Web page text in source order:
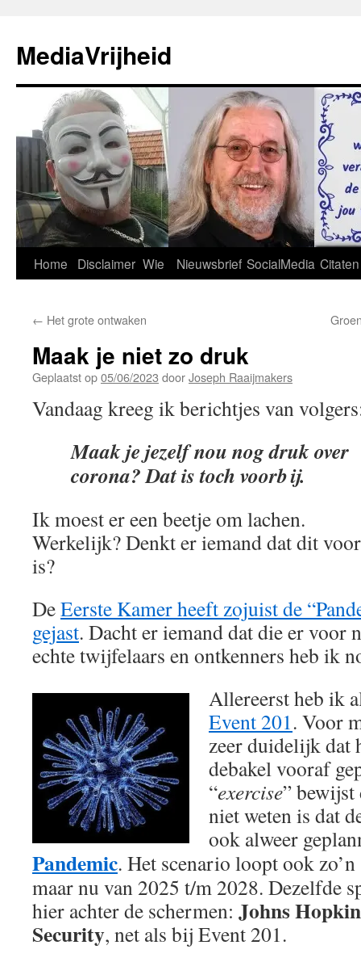
de
inhoud
MediaVrijheid
Home Disclaimer Wie Nieuwsbrief SocialMedia Citaten
← Het grote ontwaken
Maak je niet zo druk
Geplaatst op05/06/2023 doorJoseph Raaijmakers
Vandaag kreeg ik berichtjes van
Maak je jezelf nou nog druk over
corona? Dat is toch voorbij.
Ik moest er een beetje om lachen.
Werkelijk? Denkt er iemand dat dit
is?
DeEerste Kamer heeft zojuist de
gejast. Dacht er iemand dat die er voor
echte twijfelaars en ontkenners heb ik
Allereerst heb ik
Event 201. Voor
zeer duidelijk dat
debakel vooraf
“exercise” bewijst
niet weten is dat
ook alweer
Pandemic. Het scenario loopt ook
maar nu van 2025 t/m 2028. Dezelfde
hier achter de schermen: Johns
Security, net als bij Event 201.